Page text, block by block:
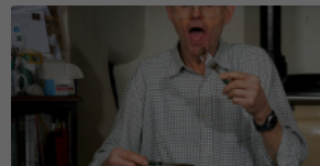
j
e
d
e